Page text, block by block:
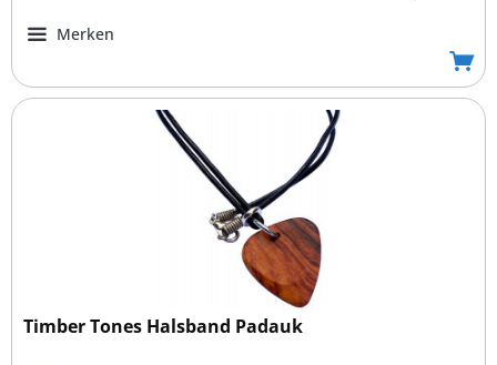
Merken
Timber Tones Halsband Padauk